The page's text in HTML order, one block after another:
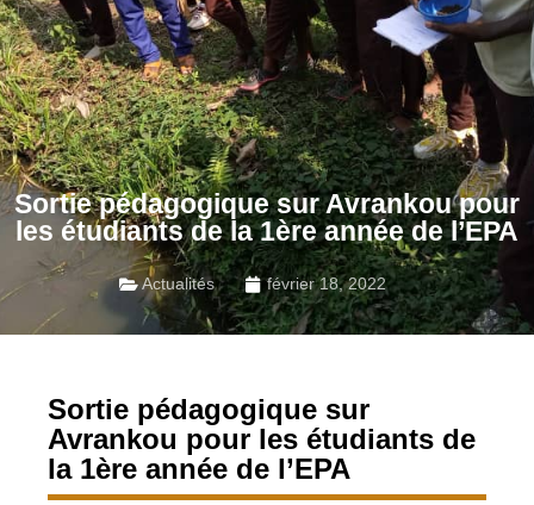
Sortie pédagogique sur Avrankou pour
les étudiants de la 1ère année de l’EPA
Actualités février 18, 2022
Sortie pédagogique sur
Avrankou pour les étudiants de
la 1ère année de l’EPA